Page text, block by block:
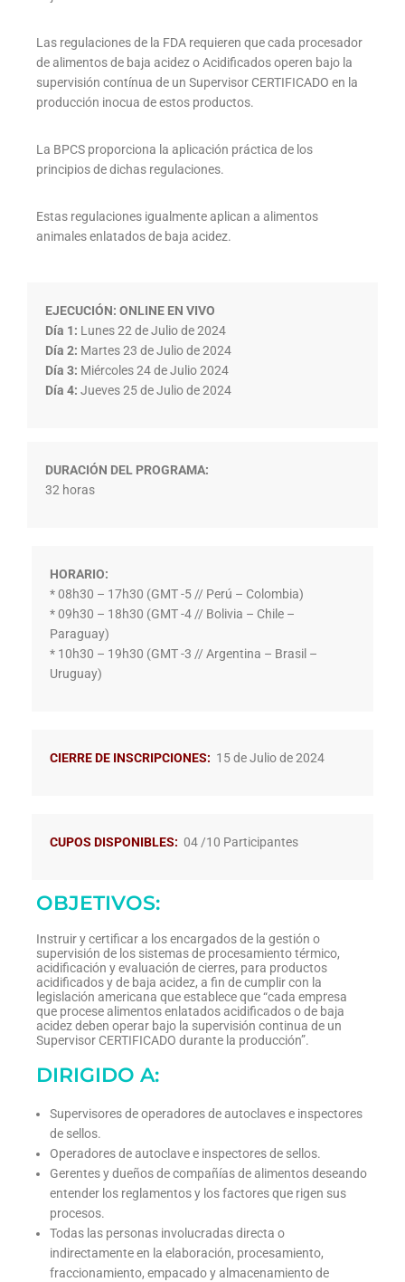
Las regulaciones de la FDA requieren que cada procesador
de alimentos de baja acidez o Acidificados operen bajo la
supervisión contínua de un Supervisor CERTIFICADO en la
producción inocua de estos productos.
La BPCS proporciona la aplicación práctica de los
principios de dichas regulaciones.
Estas regulaciones igualmente aplican a alimentos
animales enlatados de baja acidez.
EJECUCIÓN: ONLINE EN VIVO
Día 1: Lunes 22 de Julio de 2024
Día 2: Martes 23 de Julio de 2024
Día 3: Miércoles 24 de Julio 2024
Día 4: Jueves 25 de Julio de 2024
DURACIÓN DEL PROGRAMA:
32 horas
HORARIO:
* 08h30 – 17h30 (GMT -5 // Perú – Colombia)
* 09h30 – 18h30 (GMT -4 // Bolivia – Chile –
Paraguay)
* 10h30 – 19h30 (GMT -3 // Argentina – Brasil –
Uruguay)
CIERRE DE INSCRIPCIONES: 15 de Julio de 2024
CUPOS DISPONIBLES: 04 /10 Participantes
OBJETIVOS:
Instruir y certificar a los encargados de la gestión o
supervisión de los sistemas de procesamiento térmico,
acidificación y evaluación de cierres, para productos
acidificados y de baja acidez, a fin de cumplir con la
legislación americana que establece que “cada empresa
que procese alimentos enlatados acidificados o de baja
acidez deben operar bajo la supervisión continua de un
Supervisor CERTIFICADO durante la producción”.
DIRIGIDO A:
Supervisores de operadores de autoclaves e inspectores
de sellos.
Operadores de autoclave e inspectores de sellos.
Gerentes y dueños de compañías de alimentos deseando
entender los reglamentos y los factores que rigen sus
procesos.
Todas las personas involucradas directa o
indirectamente en la elaboración, procesamiento,
fraccionamiento, empacado y almacenamiento de